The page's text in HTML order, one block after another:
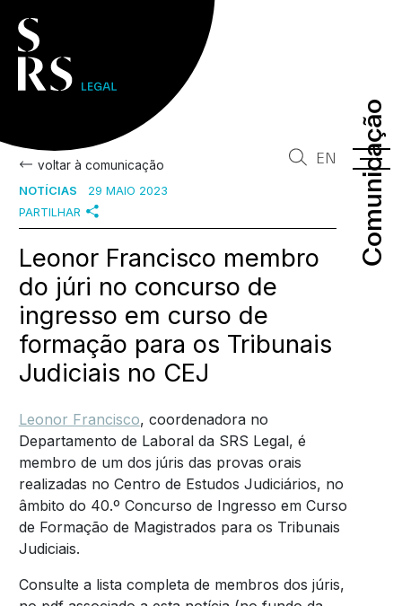
Comunicação
Comunicação
EN
voltar à comunicação
NOTÍCIAS
29 MAIO 2023
PARTILHAR
Leonor Francisco membro
do júri no concurso de
ingresso em curso de
formação para os Tribunais
Judiciais no CEJ
Leonor Francisco, coordenadora no
Departamento de Laboral da SRS Legal, é
membro de um dos júris das provas orais
realizadas no Centro de Estudos Judiciários, no
âmbito do 40.º Concurso de Ingresso em Curso
de Formação de Magistrados para os Tribunais
Judiciais.
Consulte a lista completa de membros dos júris,